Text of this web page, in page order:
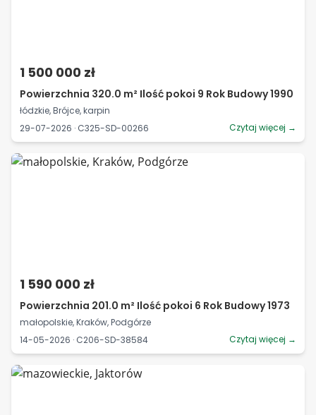
1 500 000 zł
Powierzchnia 320.0 m² Ilość pokoi 9 Rok Budowy 1990
łódzkie, Brójce, karpin
29-07-2026 · C325-SD-00266
Czytaj więcej →
1 590 000 zł
Powierzchnia 201.0 m² Ilość pokoi 6 Rok Budowy 1973
małopolskie, Kraków, Podgórze
14-05-2026 · C206-SD-38584
Czytaj więcej →